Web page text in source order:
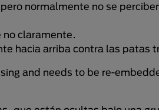
normalmente no se
no claramente.
hacia arriba contra las patas
and needs to be re-